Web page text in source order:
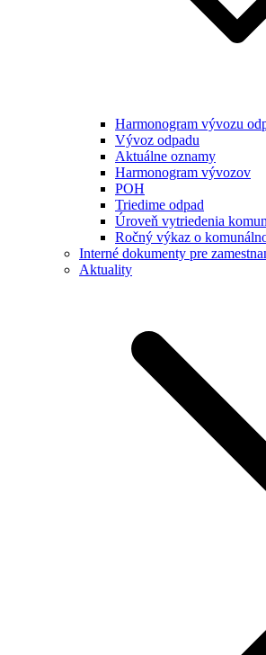
Harmonogram vývozu
Vývoz odpadu
Aktuálne oznamy
Harmonogram vývozov
POH
Triedime odpad
Úroveň vytriedenia
Ročný výkaz o
Interné dokumenty pre
Aktuality